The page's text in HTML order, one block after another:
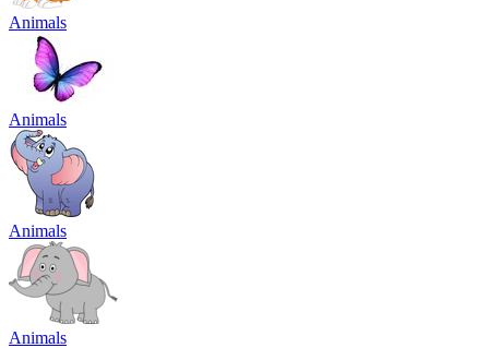
Animals
Animals
Animals
Animals